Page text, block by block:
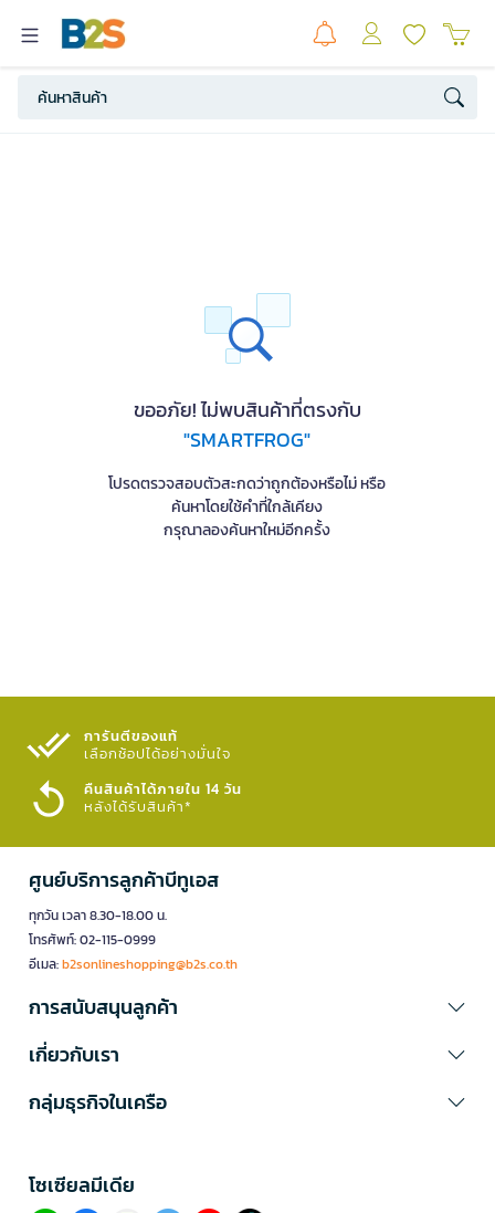
ขออภัย! ไม่พบสินค้าที่ตรงกับ
"SMARTFROG"
โปรดตรวจสอบตัวสะกดว่าถูกต้องหรือไม่ หรือ
ค้นหาโดยใช้คำที่ใกล้เคียง
กรุณาลองค้นหาใหม่อีกครั้ง
การันตีของแท้
เลือกช้อปได้อย่างมั่นใจ​
คืนสินค้าได้ภายใน 14 วัน
หลังได้รับสินค้า*
ศูนย์บริการลูกค้าบีทูเอส
ทุกวัน เวลา 8.30-18.00 น.
โทรศัพท์: 02-115-0999
อีเมล:b2sonlineshopping@b2s.co.th
การสนับสนุนลูกค้า
เกี่ยวกับเรา
กลุ่มธุรกิจในเครือ
โซเซียลมีเดีย​